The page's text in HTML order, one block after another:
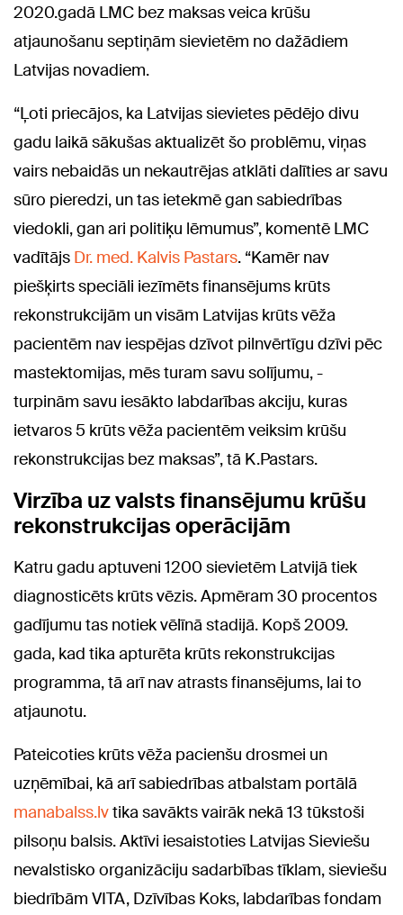
2020.gadā LMC bez maksas veica krūšu
atjaunošanu septiņām sievietēm no dažādiem
Latvijas novadiem.
“Ļoti priecājos, ka Latvijas sievietes pēdējo divu
gadu laikā sākušas aktualizēt šo problēmu, viņas
vairs nebaidās un nekautrējas atklāti dalīties ar savu
sūro pieredzi, un tas ietekmē gan sabiedrības
viedokli, gan ari politiķu lēmumus”, komentē LMC
vadītājs Dr. med. Kalvis Pastars. “Kamēr nav
piešķirts speciāli iezīmēts finansējums krūts
rekonstrukcijām un visām Latvijas krūts vēža
pacientēm nav iespējas dzīvot pilnvērtīgu dzīvi pēc
mastektomijas, mēs turam savu solījumu, -
turpinām savu iesākto labdarības akciju, kuras
ietvaros 5 krūts vēža pacientēm veiksim krūšu
rekonstrukcijas bez maksas”, tā K.Pastars.
Virzība uz valsts finansējumu krūšu
rekonstrukcijas operācijām
Katru gadu aptuveni 1200 sievietēm Latvijā tiek
diagnosticēts krūts vēzis. Apmēram 30 procentos
gadījumu tas notiek vēlīnā stadijā. Kopš 2009.
gada, kad tika apturēta krūts rekonstrukcijas
programma, tā arī nav atrasts finansējums, lai to
atjaunotu.
Pateicoties krūts vēža pacienšu drosmei un
uzņēmībai, kā arī sabiedrības atbalstam portālā
manabalss.lvtika savākts vairāk nekā 13 tūkstoši
pilsoņu balsis. Aktīvi iesaistoties Latvijas Sieviešu
nevalstisko organizāciju sadarbības tīklam, sieviešu
biedrībām VITA, Dzīvības Koks, labdarības fondam